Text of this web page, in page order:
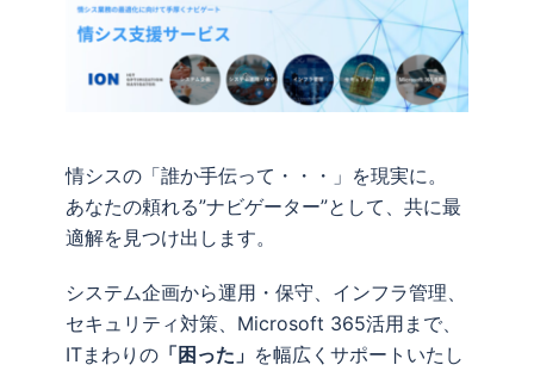
情シスの「誰か手伝って・・・」を現実に。
あなたの頼れる”ナビゲーター”として、共に最
適解を見つけ出します。
システム企画から運用・保守、インフラ管理、
セキュリティ対策、Microsoft 365活用まで、
ITまわりの 「困った」 を幅広くサポートいたし